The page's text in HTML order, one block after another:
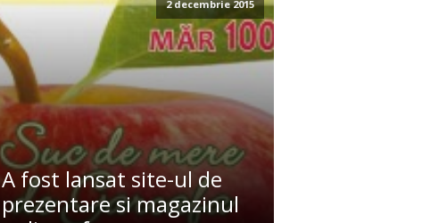
2 decembrie 2015
A fost lansat site-ul de
prezentare si magazinul